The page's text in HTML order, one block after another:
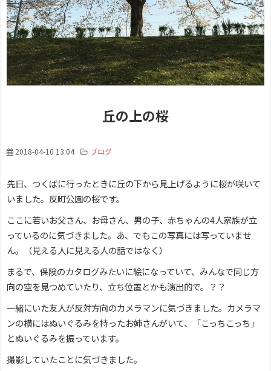
丘の上の桜
2018-04-10 13:04 ブログ
先日、つくばに行ったときに丘の下から見上げるように桜が咲いて
いました。反町公園の桜です。
ここに若いお父さん、お母さん、男の子、赤ちゃんの4人家族が立
っているのに気づきました。あ、でもこの写真には写っていませ
ん。（見える人に見える人の話ではなく）
まるで、保険のカタログみたいに絵になっていて、みんなで同じ方
向の空を見つめていたり、立ち位置とかも演出的で。？？
一緒にいた友人が反対方向のカメラマンに気づきました。カメラマ
ンの横にはぬいぐるみを持ったお姉さんがいて、「こっちこっち」
とぬいぐるみを振っています。
撮影していたことに気づきました。